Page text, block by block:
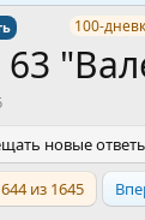
100-
новые
из 1645